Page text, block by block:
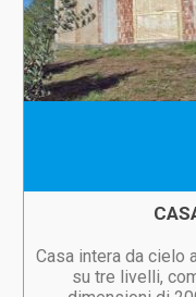
Casa intera da cielo
su tre livelli,